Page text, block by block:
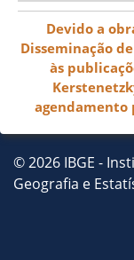
Devido a
Disseminação
às
agendamento
© 2026 IBGE -
Geografia e